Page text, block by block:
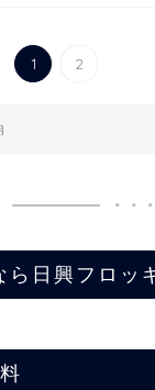
1 2
日興フロッ